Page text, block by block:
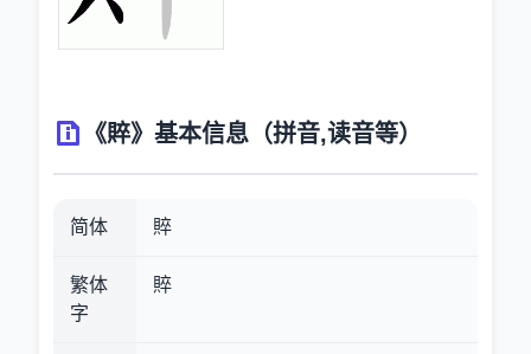
《賥》基本信息（拼音,读音等）
简体 賥
繁体
字
賥